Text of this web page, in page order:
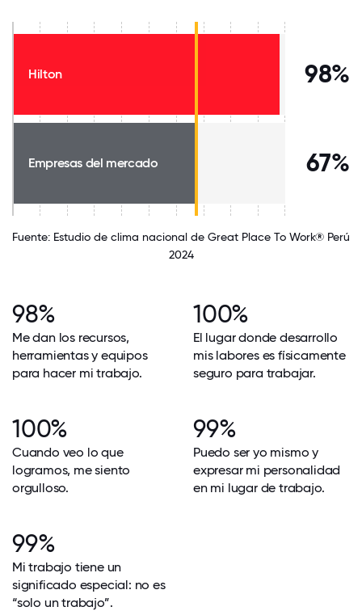
Hilton 98%
Empresas del mercado 67%
Fuente: Estudio de clima nacional de Great Place To Work® Perú
2024
98%
Me dan los recursos,
herramientas y equipos
para hacer mi trabajo.
100%
El lugar donde desarrollo
mis labores es físicamente
seguro para trabajar.
100%
Cuando veo lo que
logramos, me siento
orgulloso.
99%
Puedo ser yo mismo y
expresar mi personalidad
en mi lugar de trabajo.
99%
Mi trabajo tiene un
significado especial: no es
“solo un trabajo”.